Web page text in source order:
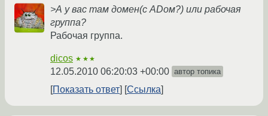
>А у вас там домен(с ADом?) или рабочая
группа?
Рабочая группа.
dicos ★★★
12.05.2010 06:20:03 +00:00 автор топика
Показать ответ Ссылка